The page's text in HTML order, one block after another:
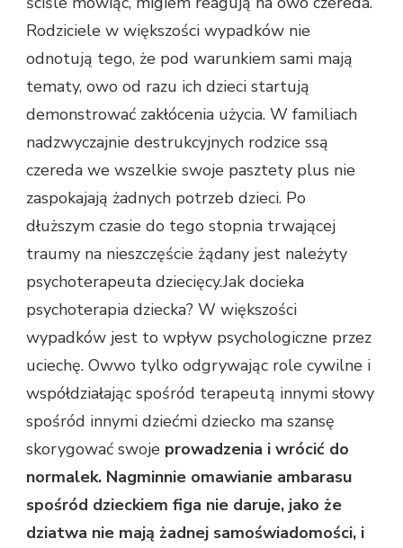
Rodziciele w większości wypadków nie
odnotują tego, że pod warunkiem sami mają
tematy, owo od razu ich dzieci startują
demonstrować zakłócenia użycia. W familiach
nadzwyczajnie destrukcyjnych rodzice ssą
czereda we wszelkie swoje pasztety plus nie
zaspokajają żadnych potrzeb dzieci. Po
dłuższym czasie do tego stopnia trwającej
traumy na nieszczęście żądany jest należyty
psychoterapeuta dziecięcy.Jak docieka
psychoterapia dziecka? W większości
wypadków jest to wpływ psychologiczne przez
uciechę. Owwo tylko odgrywając role cywilne i
współdziałając spośród terapeutą innymi słowy
spośród innymi dziećmi dziecko ma szansę
skorygować swoje prowadzenia i wrócić do
normalek. Nagminnie omawianie ambarasu
spośród dzieckiem figa nie daruje, jako że
dziatwa nie mają żadnej samoświadomości, i